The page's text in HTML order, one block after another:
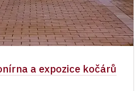
a expozice kočárů